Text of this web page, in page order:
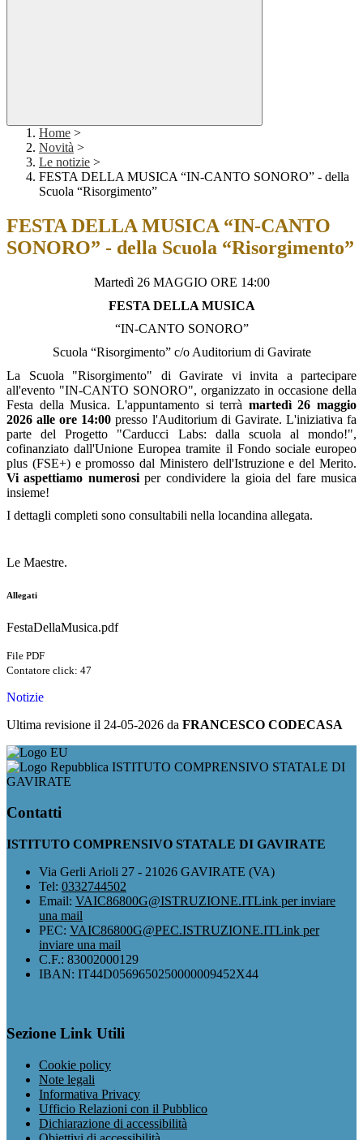
Home >
Novità >
Le notizie >
FESTA DELLA MUSICA “IN-CANTO SONORO” - della
Scuola “Risorgimento”
FESTA DELLA MUSICA “IN-CANTO
SONORO” - della Scuola “Risorgimento”
Martedì 26 MAGGIO ORE 14:00
FESTA DELLA MUSICA
“IN-CANTO SONORO”
Scuola “Risorgimento” c/o Auditorium di Gavirate
La Scuola "Risorgimento" di Gavirate vi invita a partecipare
all'evento "IN-CANTO SONORO", organizzato in occasione della
Festa della Musica. L'appuntamento si terrà martedì 26 maggio
2026 alle ore 14:00 presso l'Auditorium di Gavirate. L'iniziativa fa
parte del Progetto "Carducci Labs: dalla scuola al mondo!",
cofinanziato dall'Unione Europea tramite il Fondo sociale europeo
plus (FSE+) e promosso dal Ministero dell'Istruzione e del Merito.
Vi aspettiamo numerosiper condividere la gioia del fare musica
insieme!
I dettagli completi sono consultabili nella locandina allegata.
Le Maestre.
Allegati
FestaDellaMusica.pdf
File PDF
Contatore click: 47
Notizie
Ultima revisione il 24-05-2026 da FRANCESCO CODECASA
ISTITUTO COMPRENSIVO STATALE DI
GAVIRATE
Contatti
ISTITUTO COMPRENSIVO STATALE DI GAVIRATE
Via Gerli Arioli 27 - 21026 GAVIRATE (VA)
Tel: 0332744502
Email: VAIC86800G@ISTRUZIONE.ITLink per inviare
una mail
PEC: VAIC86800G@PEC.ISTRUZIONE.ITLink per
inviare una mail
C.F.: 83002000129
IBAN: IT44D0569650250000009452X44
Sezione Link Utili
Cookie policy
Note legali
Informativa Privacy
Ufficio Relazioni con il Pubblico
Dichiarazione di accessibilità